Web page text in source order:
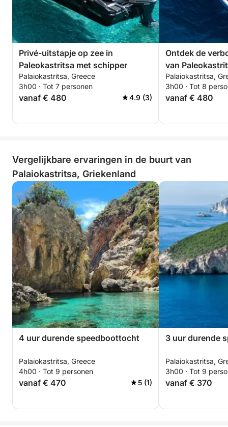
Privé-uitstapje op zee in
Paleokastritsa met schipper
Palaiokastritsa, Greece
3h00 · Tot 7 personen
vanaf € 480 4.9 (3)
Ontdek de
van
privéboottocht.
Palaiokastritsa,
3h00 · Tot 8
vanaf € 480
Vergelijkbare ervaringen in de buurt van
Palaiokastritsa, Griekenland
4 uur durende speedboottocht
Palaiokastritsa, Greece
4h00 · Tot 9 personen
vanaf € 470 5 (1)
3 uur durende
Palaiokastritsa,
3h00 · Tot 9
vanaf € 370